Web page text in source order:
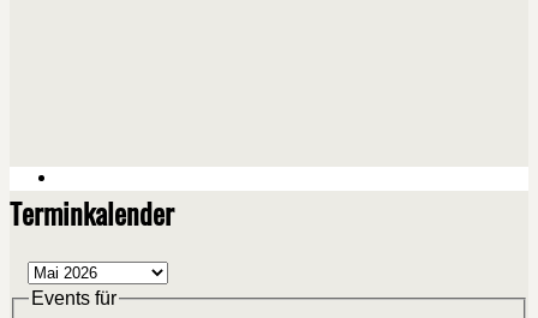
Terminkalender
Events für